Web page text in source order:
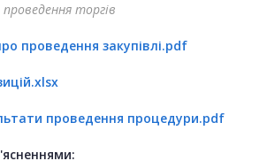
торгів
проведення закупівлі.pdf
проведення процедури.pdf